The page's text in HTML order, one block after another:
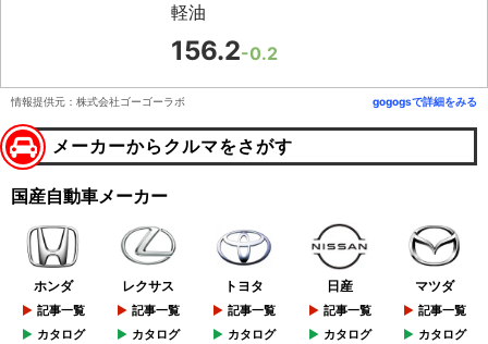
軽油
156.2-0.2
情報提供元：株式会社ゴーゴーラボ gogogsで詳細をみる
メーカーからクルマをさがす
国産自動車メーカー
ホンダ
記事一覧
カタログ
レクサス
記事一覧
カタログ
トヨタ
記事一覧
カタログ
日産
記事一覧
カタログ
マツダ
記事一覧
カタログ